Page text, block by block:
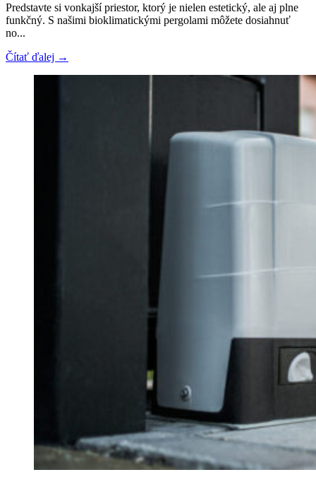
Predstavte si vonkajší priestor, ktorý je nielen estetický, ale aj plne
funkčný. S našimi bioklimatickými pergolami môžete dosiahnuť
no...
Čítať ďalej →